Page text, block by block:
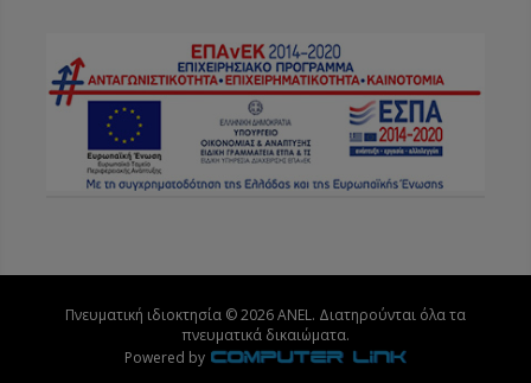
Πνευματική ιδιοκτησία © 2026 ANEL. Διατηρούνται όλα τα
πνευματικά δικαιώματα.
Powered by